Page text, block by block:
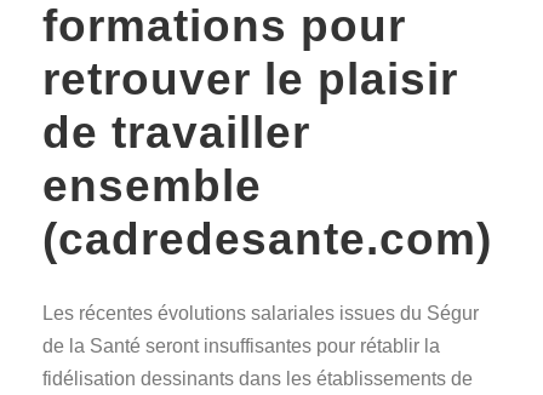
formations pour
retrouver le plaisir
de travailler
ensemble
(cadredesante.com)
Les récentes évolutions salariales issues du Ségur
de la Santé seront insuffisantes pour rétablir la
fidélisation dessinants dans les établissements de